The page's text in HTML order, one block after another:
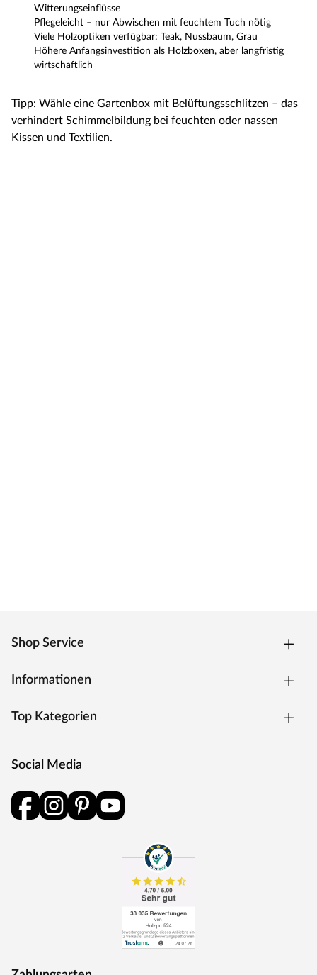
Witterungseinflüsse
Pflegeleicht – nur Abwischen mit feuchtem Tuch nötig
Viele Holzoptiken verfügbar: Teak, Nussbaum, Grau
Höhere Anfangsinvestition als Holzboxen, aber langfristig
wirtschaftlich
Tipp: Wähle eine Gartenbox mit Belüftungsschlitzen – das
verhindert Schimmelbildung bei feuchten oder nassen
Kissen und Textilien.
Shop Service
Informationen
Top Kategorien
Social Media